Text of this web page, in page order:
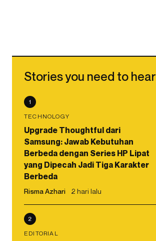
Stories you need to hear
1
TECHNOLOGY
Upgrade Thoughtful dari
Samsung: Jawab Kebutuhan
Berbeda dengan Series HP Lipat
yang Dipecah Jadi Tiga Karakter
Berbeda
Risma Azhari 2 hari lalu
2
EDITORIAL